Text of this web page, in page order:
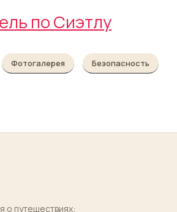
по Сиэтлу
Фотогалерея Безопасность
о путешествиях: